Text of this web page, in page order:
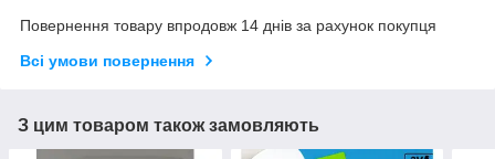
Повернення товару впродовж 14 днів за рахунок покупця
Всі умови повернення
З цим товаром також замовляють